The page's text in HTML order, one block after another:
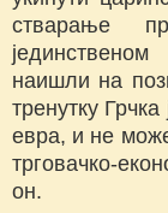
стварање
наишли на
тренутку
евра, и не
трговачко-
он.